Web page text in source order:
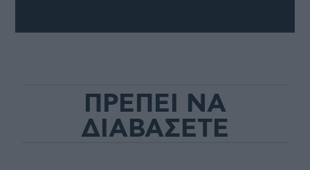
ΠΡΕΠΕΙ ΝΑ
ΔΙΑΒΑΣΕΤΕ